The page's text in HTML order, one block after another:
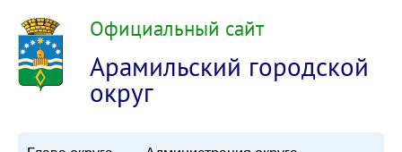
Официальный сайт
Арамильский городской
округ